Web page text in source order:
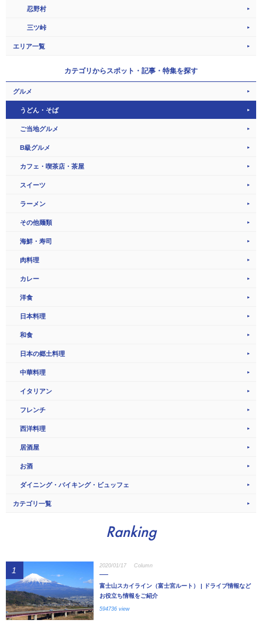
忍野村
三ツ峠
エリア一覧
カテゴリからスポット・記事・特集を探す
グルメ
うどん・そば
ご当地グルメ
B級グルメ
カフェ・喫茶店・茶屋
スイーツ
ラーメン
その他麺類
海鮮・寿司
肉料理
カレー
洋食
日本料理
和食
日本の郷土料理
中華料理
イタリアン
フレンチ
西洋料理
居酒屋
お酒
ダイニング・バイキング・ビュッフェ
カテゴリ一覧
Ranking
1 2020/01/17 Column
富士山スカイライン（富士宮ルート） | ドライブ情報など
お役立ち情報をご紹介
594736 view